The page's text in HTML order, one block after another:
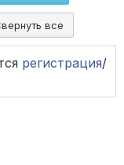
все
регистрация/